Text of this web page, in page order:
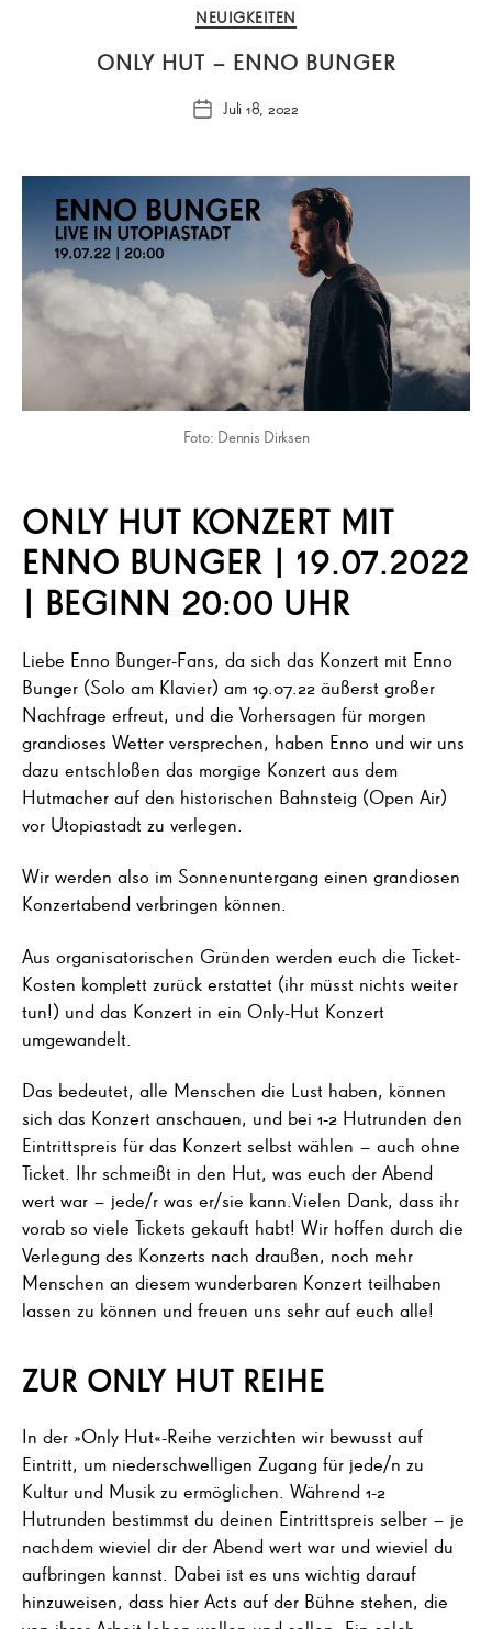
Kategorien
NEUIGKEITEN
ONLY HUT – ENNO BUNGER
Veröffentlichungsdatum
Juli 18, 2022
Foto: Dennis Dirksen
ONLY HUT KONZERT MIT
ENNO BUNGER | 19.07.2022
| BEGINN 20:00 UHR
Liebe Enno Bunger-Fans, da sich das Konzert mit Enno
Bunger (Solo am Klavier) am 19.07.22 äußerst großer
Nachfrage erfreut, und die Vorhersagen für morgen
grandioses Wetter versprechen, haben Enno und wir uns
dazu entschloßen das morgige Konzert aus dem
Hutmacher auf den historischen Bahnsteig (Open Air)
vor Utopiastadt zu verlegen.
Wir werden also im Sonnenuntergang einen grandiosen
Konzertabend verbringen können.
Aus organisatorischen Gründen werden euch die Ticket-
Kosten komplett zurück erstattet (ihr müsst nichts weiter
tun!) und das Konzert in ein Only-Hut Konzert
umgewandelt.
Das bedeutet, alle Menschen die Lust haben, können
sich das Konzert anschauen, und bei 1-2 Hutrunden den
Eintrittspreis für das Konzert selbst wählen – auch ohne
Ticket. Ihr schmeißt in den Hut, was euch der Abend
wert war – jede/r was er/sie kann.Vielen Dank, dass ihr
vorab so viele Tickets gekauft habt! Wir hoffen durch die
Verlegung des Konzerts nach draußen, noch mehr
Menschen an diesem wunderbaren Konzert teilhaben
lassen zu können und freuen uns sehr auf euch alle!
ZUR ONLY HUT REIHE
In der »Only Hut«-Reihe verzichten wir bewusst auf
Eintritt, um niederschwelligen Zugang für jede/n zu
Kultur und Musik zu ermöglichen. Während 1-2
Hutrunden bestimmst du deinen Eintrittspreis selber – je
nachdem wieviel dir der Abend wert war und wieviel du
aufbringen kannst. Dabei ist es uns wichtig darauf
hinzuweisen, dass hier Acts auf der Bühne stehen, die